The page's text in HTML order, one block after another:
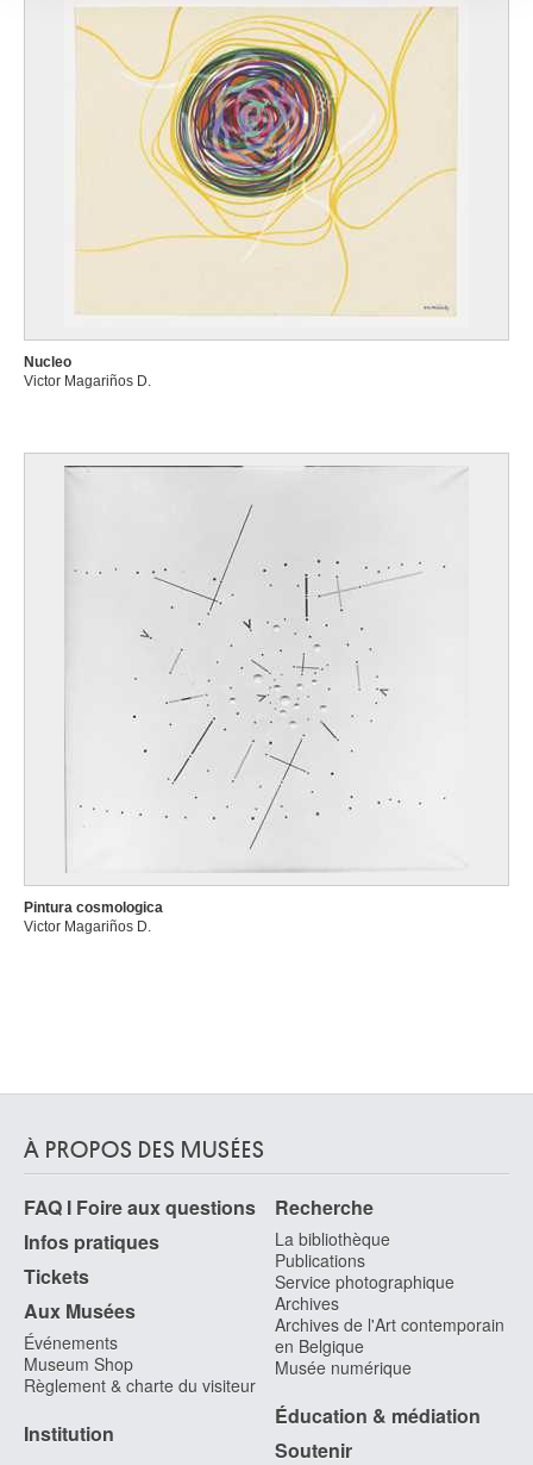
ou qu'ils ont collectées lors de votre utilisation de leurs
services.
Nucleo
Victor Magariños D.
Pintura cosmologica
Victor Magariños D.
À PROPOS DES MUSÉES
FAQ I Foire aux questions
Infos pratiques
Tickets
Aux Musées
Événements
Museum Shop
Règlement & charte du visiteur
Institution
Recherche
La bibliothèque
Publications
Service photographique
Archives
Archives de l'Art contemporain
en Belgique
Musée numérique
Éducation & médiation
Soutenir